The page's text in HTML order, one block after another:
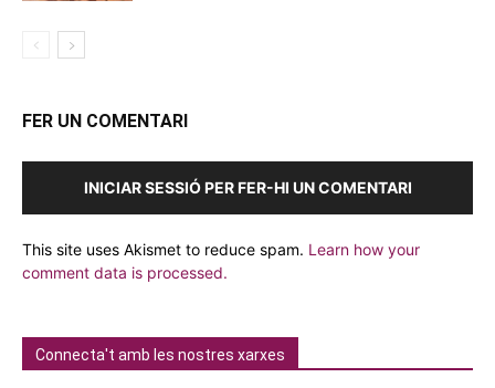
FER UN COMENTARI
INICIAR SESSIÓ PER FER-HI UN COMENTARI
This site uses Akismet to reduce spam. Learn how your
comment data is processed.
Connecta't amb les nostres xarxes